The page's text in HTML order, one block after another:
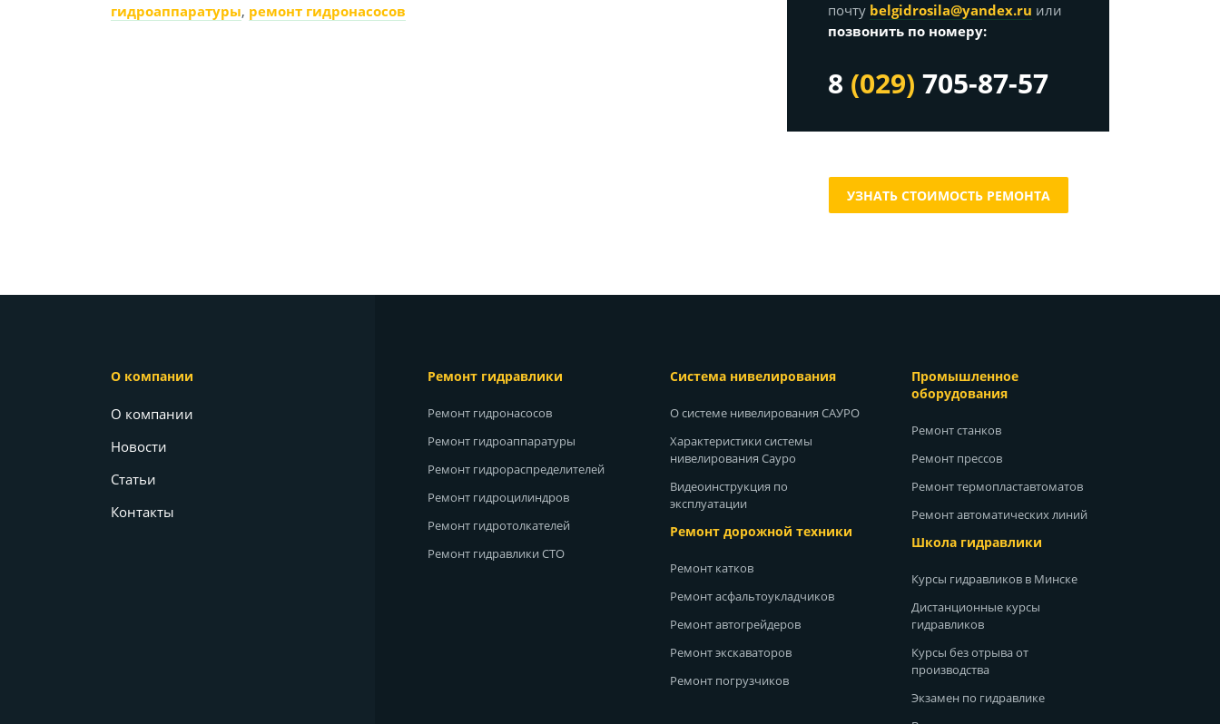
гидроаппаратуры, ремонт гидронасосов
почту belgidrosila@yandex.ru или
позвонить по номеру:
8 (029) 705-87-57
УЗНАТЬ СТОИМОСТЬ РЕМОНТА
О компании
О компании
Новости
Статьи
Контакты
Ремонт гидравлики
Ремонт гидронасосов
Ремонт гидроаппаратуры
Ремонт гидрораспределителей
Ремонт гидроцилиндров
Ремонт гидротолкателей
Ремонт гидравлики СТО
Система нивелирования
О системе нивелирования САУРО
Характеристики системы
нивелирования Сауро
Видеоинструкция по
эксплуатации
Ремонт дорожной техники
Ремонт катков
Ремонт асфальтоукладчиков
Ремонт автогрейдеров
Ремонт экскаваторов
Ремонт погрузчиков
Промышленное
оборудования
Ремонт станков
Ремонт прессов
Ремонт термопластавтоматов
Ремонт автоматических линий
Школа гидравлики
Курсы гидравликов в Минске
Дистанционные курсы
гидравликов
Курсы без отрыва от
производства
Экзамен по гидравлике